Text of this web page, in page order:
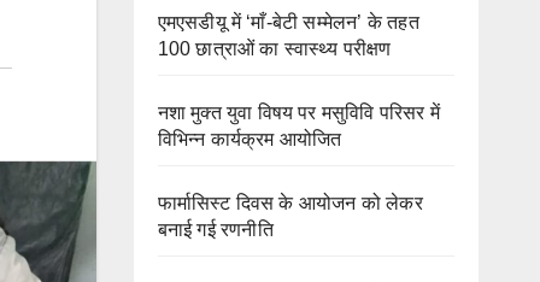
एमएसडीयू में ‘माँ-बेटी सम्मेलन’ के तहत
100 छात्राओं का स्वास्थ्य परीक्षण
नशा मुक्त युवा विषय पर मसुविवि परिसर में
विभिन्न कार्यक्रम आयोजित
फार्मासिस्ट दिवस के आयोजन को लेकर
बनाई गई रणनीति